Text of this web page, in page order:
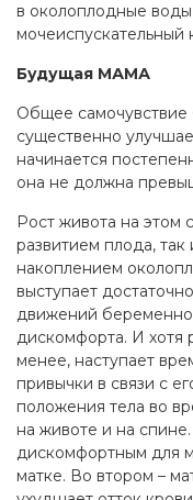
в околоплодные
мочеиспускательный
Будущая МАМА
Общее самочувствие
существенно
начинается
она не должна
Рост живота на этом
развитием плода,
накоплением
выступает
движений
дискомфорта. И хотя
менее, наступает
привычки в связи с
положения тела во
на животе и на
дискомфортным для
матке. Во втором –